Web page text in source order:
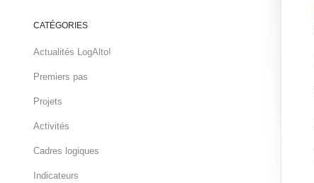
CATÉGORIES
Actualités LogAlto!
Premiers pas
Projets
Activités
Cadres logiques
Indicateurs